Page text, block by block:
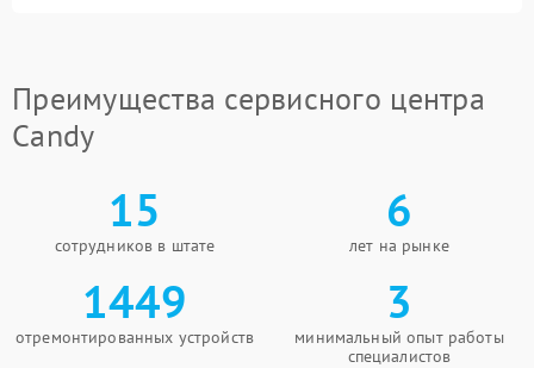
Преимущества сервисного центра
Candy
15
сотрудников в штате
6
лет на рынке
1449
отремонтированных устройств
3
минимальный опыт работы
специалистов